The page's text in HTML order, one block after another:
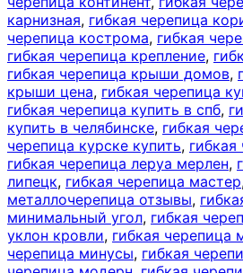
карнизная, гибкая черепица
черепица кострома, гибкая
гибкая черепица крепление,
гибкая черепица крыши домов,
крыши цена, гибкая черепица
гибкая черепица купить в спб,
купить в челябинске, гибкая
черепица курске купить, гибкая
гибкая черепица леруа мерлен,
липецк, гибкая черепица мастер
металлочерепица отзывы,
минимальный угол, гибкая
уклон кровли, гибкая черепица
черепица минусы, гибкая